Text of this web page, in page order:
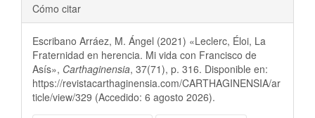
Cómo citar
Escribano Arráez, M. Ángel (2021) «Leclerc, Éloi, La
Fraternidad en herencia. Mi vida con Francisco de
Asís», Carthaginensia, 37(71), p. 316. Disponible en:
https://revistacarthaginensia.com/CARTHAGINENSIA/ar
ticle/view/329 (Accedido: 6 agosto 2026).